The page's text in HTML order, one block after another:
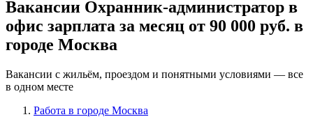
Вакансии Охранник-администратор в
офис зарплата за месяц от 90 000 руб. в
городе Москва
Вакансии с жильём, проездом и понятными условиями — все
в одном месте
Работа в городе Москва